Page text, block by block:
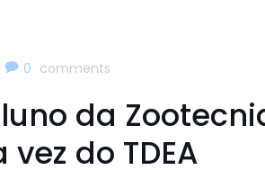
0 comments
da
do TDEA